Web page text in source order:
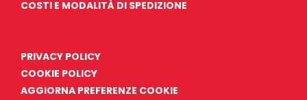
COSTI E MODALITÀ DI SPEDIZIONE
PRIVACY POLICY
COOKIE POLICY
AGGIORNA PREFERENZE COOKIE